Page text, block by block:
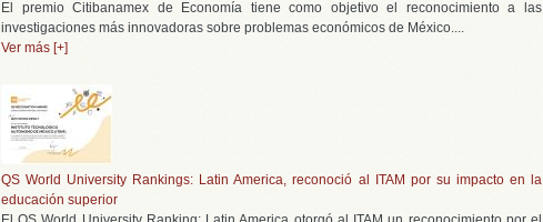
El premio Citibanamex de Economía tiene como objetivo el reconocimiento a las
investigaciones más innovadoras sobre problemas económicos de México....
Ver más [+]
QS World University Rankings: Latin America, reconoció al ITAM por su impacto en la
educación superior